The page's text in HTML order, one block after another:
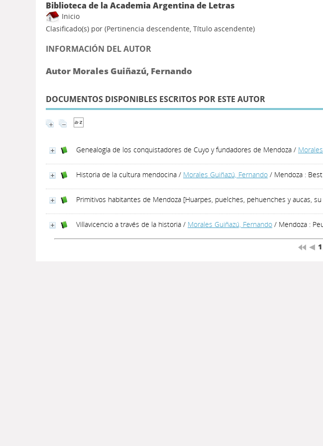
Biblioteca de la Academia Argentina de Letras
Inicio
Clasificado(s) por (Pertinencia descendente, Título ascendente)
INFORMACIÓN DEL AUTOR
Autor Morales Guiñazú, Fernando
DOCUMENTOS DISPONIBLES ESCRITOS POR ESTE AUTOR
Genealogía de los conquistadores de Cuyo y fundadores de Mendoza /
Historia de la cultura mendocina / Morales Guiñazú, Fernando / Mendoza :
Primitivos habitantes de Mendoza [Huarpes, puelches, pehuenches y aucas,
Villavicencio a través de la historia / Morales Guiñazú, Fernando / Mendoza :
1